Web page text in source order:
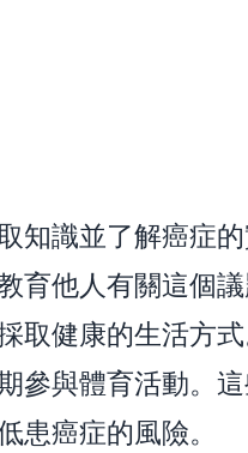
知識並了解癌症
育他人有關這個
取健康的生活方
參與體育活動。
患癌症的風險。